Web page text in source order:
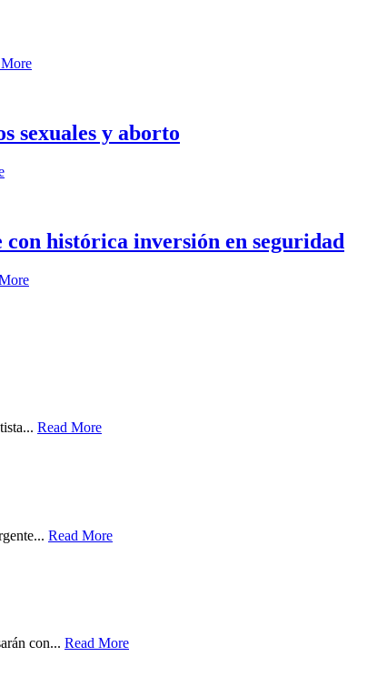
sexuales y aborto
histórica inversión en seguridad
Read More
Read More
con... Read More